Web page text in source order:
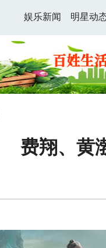
娱乐新闻 明星动
费翔、黄